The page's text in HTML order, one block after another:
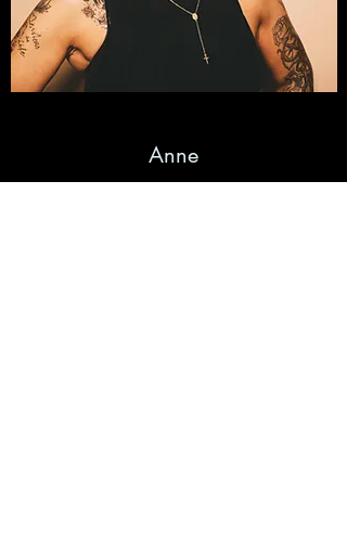
Anne